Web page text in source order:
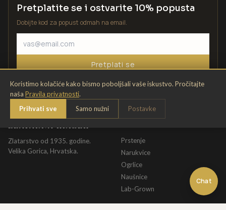
Chat
Koristimo kolačiće kako bismo poboljšali vaše iskustvo. Pročitajte
naša Pravila privatnosti.
Prihvati sve
Samo nužni Postavke
Pretplatite se i ostvarite 10% popusta
Dobijte kod za popust odmah na email.
Pretplati se
Zlatarstvo od 1935. godine.
Velika Gorica, Hrvatska.
Prstenje
Narukvice
Ogrlice
Naušnice
Lab-Grown